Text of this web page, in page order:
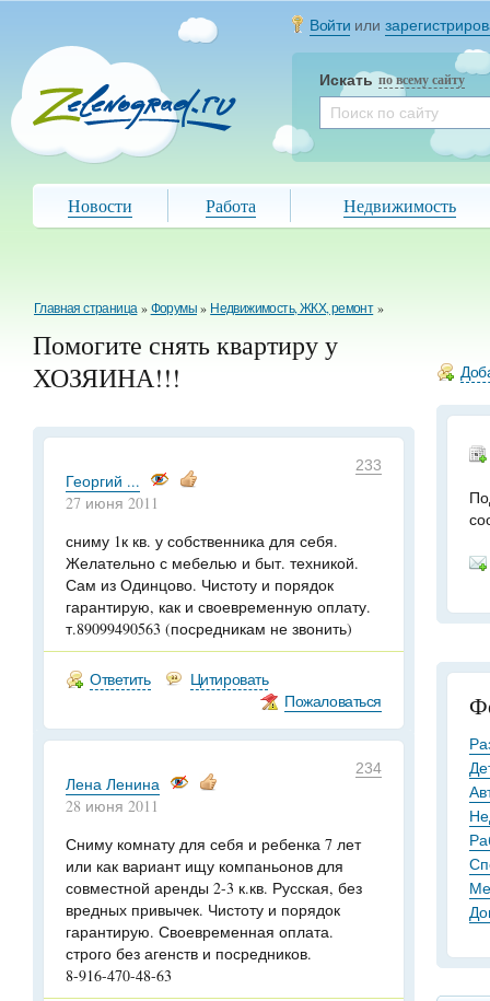
Войти или
Искать по всему сайту
Новости Работа Недвижимость
Главная страница »Форумы» Недвижимость, ЖКХ, ремонт »
Помогите снять квартиру у
ХОЗЯИНА!!!
233
Георгий ...
27 июня 2011
сниму 1к кв. у собственника для себя.
Желательно с мебелью и быт. техникой.
Сам из Одинцово. Чистоту и порядок
гарантирую, как и своевременную оплату.
т.89099490563 (посредникам не звонить)
Ответить
Цитировать
Пожаловаться
234
Лена Ленина
28 июня 2011
Сниму комнату для себя и ребенка 7 лет
или как вариант ищу компаньонов для
совместной аренды 2-3 к.кв. Русская, без
вредных привычек. Чистоту и порядок
гарантирую. Своевременная оплата.
строго без агенств и посредников.
8-916-470-48-63